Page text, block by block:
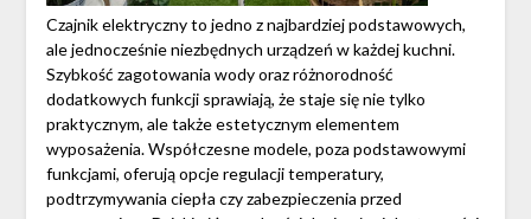
Czajnik elektryczny to jedno z najbardziej podstawowych,
ale jednocześnie niezbędnych urządzeń w każdej kuchni.
Szybkość zagotowania wody oraz różnorodność
dodatkowych funkcji sprawiają, że staje się nie tylko
praktycznym, ale także estetycznym elementem
wyposażenia. Współczesne modele, poza podstawowymi
funkcjami, oferują opcje regulacji temperatury,
podtrzymywania ciepła czy zabezpieczenia przed